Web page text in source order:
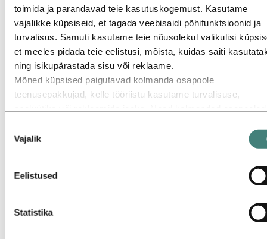
toimida ja parandavad teie kasutuskogemust. Kasutame
vajalikke küpsiseid, et tagada veebisaidi põhifunktsioonid ja
turvalisus. Samuti kasutame teie nõusolekul valikulisi
et meeles pidada teie eelistusi, mõista, kuidas saiti
ning isikupärastada sisu või reklaame.
Mõned küpsised paigutavad kolmanda osapoole
teenusepakkujad, kelle tööriistu kasutame turvalisuse,
meie veebisaidil, muu teabega, mida olete neile edastanud,
teabega, mille nad on kogunud teie kasutusest nende
osapoole küpsise eest, on vastava küpsisega kogutud
loetelu leiate allpool asuvast küpsisetabelist.
valik
Vajalik
Eelistused
Statistika